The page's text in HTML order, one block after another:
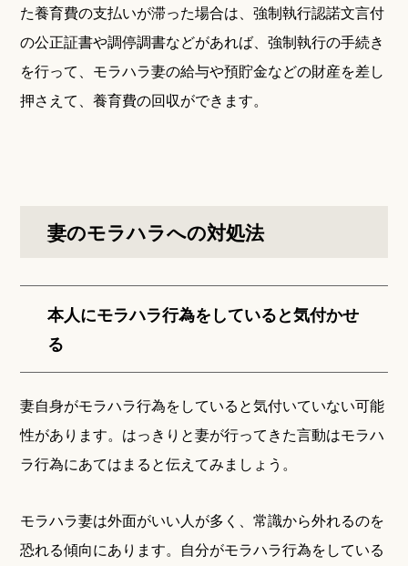
た養育費の支払いが滞った場合は、強制執行認諾文言付
の公正証書や調停調書などがあれば、強制執行の手続き
を行って、モラハラ妻の給与や預貯金などの財産を差し
押さえて、養育費の回収ができます。
妻のモラハラへの対処法
本人にモラハラ行為をしていると気付かせ
る
妻自身がモラハラ行為をしていると気付いていない可能
性があります。はっきりと妻が行ってきた言動はモラハ
ラ行為にあてはまると伝えてみましょう。
モラハラ妻は外面がいい人が多く、常識から外れるのを
恐れる傾向にあります。自分がモラハラ行為をしている